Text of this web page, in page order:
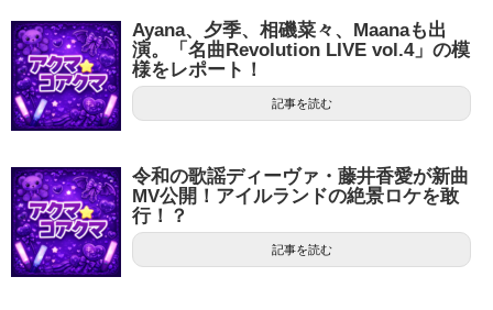
Ayana、夕季、相磯菜々、Maanaも出
演。「名曲Revolution LIVE vol.4」の模
様をレポート！
記事を読む
令和の歌謡ディーヴァ・藤井香愛が新曲
MV公開！アイルランドの絶景ロケを敢
行！？
記事を読む